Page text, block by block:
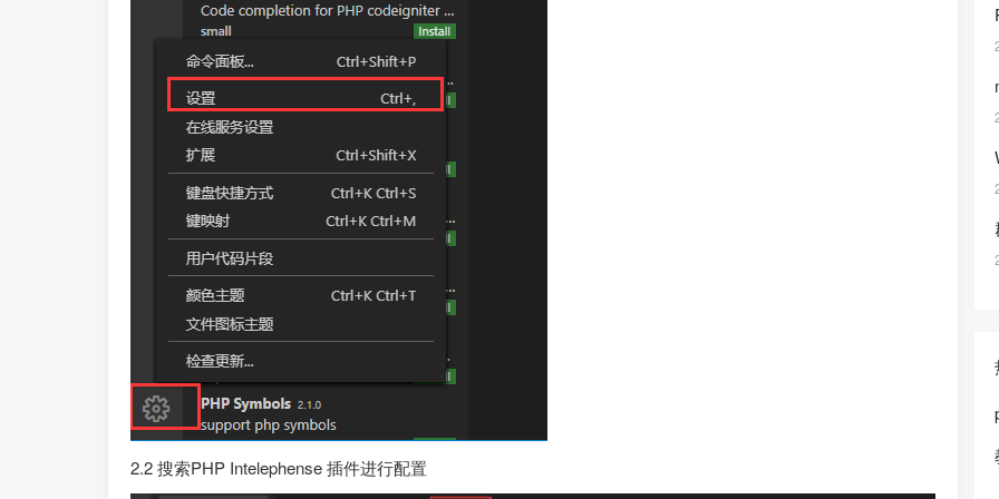
2.2 搜索PHP Intelephense 插件进行配置